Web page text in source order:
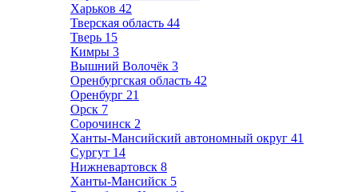
Харьков 42
Тверская область 44
Тверь 15
Кимры 3
Вышний Волочёк 3
Оренбургская область 42
Оренбург 21
Орск 7
Сорочинск 2
Ханты-Мансийский автономный округ 41
Сургут 14
Нижневартовск 8
Ханты-Мансийск 5